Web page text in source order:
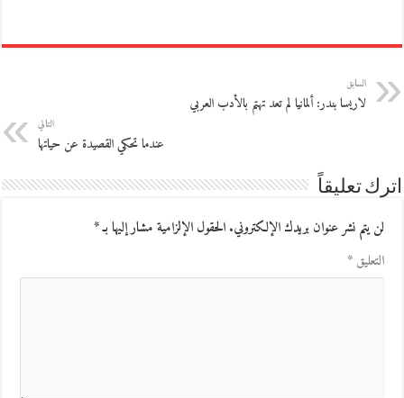
السابق
لاريسا بندر: ألمانيا لم تعد تهتم بالأدب العربي
التالي
عندما تحكي القصيدة عن حياتها
اترك تعليقاً
لن يتم نشر عنوان بريدك الإلكتروني.الحقول الإلزامية مشار إليها بـ*
التعليق*